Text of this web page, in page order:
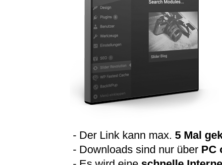
- Der Link kann max. 5 Mal
- Downloads sind nur über PC